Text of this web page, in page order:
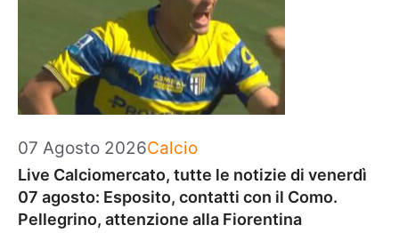
07 Agosto 2026Categorie
Calcio
Live Calciomercato, tutte le notizie di venerdì
07 agosto: Esposito, contatti con il Como.
Pellegrino, attenzione alla Fiorentina